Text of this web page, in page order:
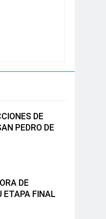
DE
PEDRO DE
DE
ETAPA FINAL